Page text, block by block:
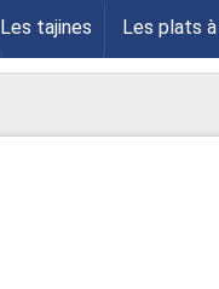
Les tajines Les plats
Astuces